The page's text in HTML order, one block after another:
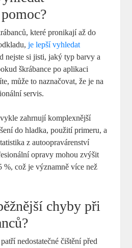
které pronikají až do
je lepší vyhledat
nejste si jisti, jaký typ barvy a
škrábance ⁢po ⁢aplikaci⁣
může to naznačovat, že je na
servis.
zahrnují komplexnější
do hladka, použití primeru, a
z autoopravárenství
opravy mohou zvýšit
%, což‌ je významně více než
chyby při
nedostatečné čištění před